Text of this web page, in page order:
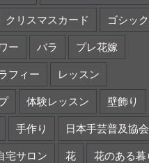
クリスマスカード ゴシッ
ー バラ プレ花嫁
フィー レッスン
体験レッスン 壁飾り
手作り 日本手芸普及協会
宅サロン 花 花のある暮